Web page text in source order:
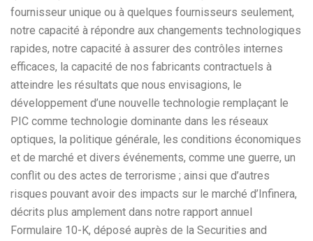
fournisseur unique ou à quelques fournisseurs seulement,
notre capacité à répondre aux changements technologiques
rapides, notre capacité à assurer des contrôles internes
efficaces, la capacité de nos fabricants contractuels à
atteindre les résultats que nous envisagions, le
développement d’une nouvelle technologie remplaçant le
PIC comme technologie dominante dans les réseaux
optiques, la politique générale, les conditions économiques
et de marché et divers événements, comme une guerre, un
conflit ou des actes de terrorisme ; ainsi que d’autres
risques pouvant avoir des impacts sur le marché d’Infinera,
décrits plus amplement dans notre rapport annuel
Formulaire 10-K, déposé auprès de la Securities and